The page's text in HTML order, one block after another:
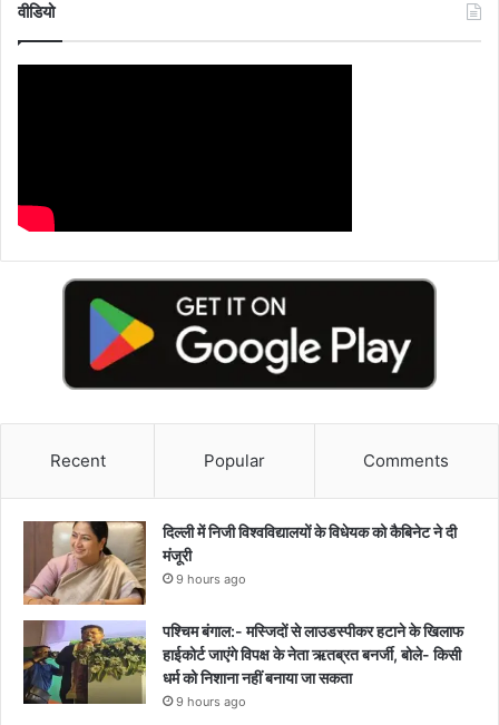
वीडियो
Recent Popular Comments
दिल्ली में निजी विश्वविद्यालयों के विधेयक को कैबिनेट ने दी
मंजूरी
9 hours ago
पश्चिम बंगाल:- मस्जिदों से लाउडस्पीकर हटाने के खिलाफ
हाईकोर्ट जाएंगे विपक्ष के नेता ऋतब्रत बनर्जी, बोले- किसी
धर्म को निशाना नहीं बनाया जा सकता
9 hours ago